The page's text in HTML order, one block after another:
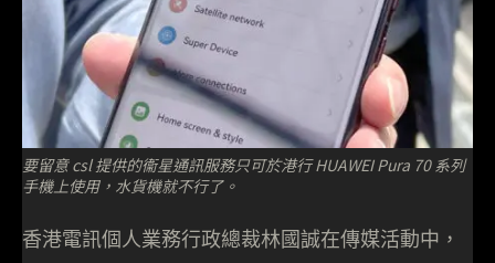
要留意 csl 提供的衞星通訊服務只可於港行 HUAWEI Pura 70 系列
手機上使用，水貨機就不行了。
香港電訊個人業務行政總裁林國誠在傳媒活動中，